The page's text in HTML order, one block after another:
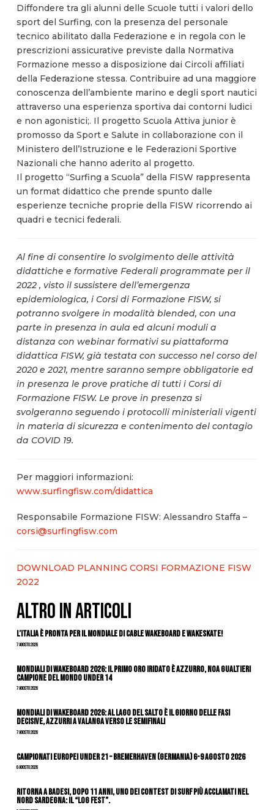
Diffondere tra gli alunni delle Scuole tutti i valori dello
sport del Surfing, con la presenza del personale
tecnico abilitato dalla Federazione e in regola con le
prescrizioni assicurative previste dalla Normativa
Formazione messo a disposizione dai Circoli affiliati
della Federazione stessa. Contribuire ad una maggiore
conoscenza dell’ambiente marino e degli sport nautici
attraverso una esperienza sportiva dai contorni ludici
e non agonistici;. Il progetto Scuola Attiva junior è
promosso da Sport e Salute in collaborazione con il
Ministero dell’Istruzione e le Federazioni Sportive
Nazionali che hanno aderito al progetto.
Il progetto “Surfing a Scuola” della FISW rappresenta
un format didattico che prende spunto dalle
esperienze tecniche proprie della FISW ricorrendo ai
quadri e tecnici federali.
Al fine di consentire lo svolgimento delle attività
didattiche e formative Federali programmate per il
2022 , visto il sussistere dell’emergenza
epidemiologica, i Corsi di Formazione FISW, si
potranno svolgere in modalità blended, con una
parte in presenza in aula ed alcuni moduli a
distanza con webinar formativi su piattaforma
didattica FISW, già testata con successo nel corso del
2020 e 2021, mentre saranno sempre obbligatorie ed
in presenza le prove pratiche di tutti i Corsi di
Formazione FISW. Le prove in presenza si
svolgeranno seguendo i protocolli ministeriali vigenti
in materia di sicurezza e contenimento del contagio
da COVID 19.
Per maggiori informazioni:
www.surfingfisw.com/didattica
Responsabile Formazione FISW: Alessandro Staffa –
corsi@surfingfisw.com
DOWNLOAD PLANNING CORSI FORMAZIONE FISW
2022
ALTRO IN ARTICOLI
L’Italia è pronta per il Mondiale di Cable Wakeboard e Wakeskate!
7 Agosto 2026
Mondiali di Wakeboard 2026: il primo oro iridato è azzurro, Noa Gualtieri
campione del mondo Under 14
7 Agosto 2026
Mondiali di Wakeboard 2026: al Lago del Salto è il giorno delle fasi
decisive, azzurri a valanga verso le semifinali
7 Agosto 2026
Campionati Europei Under 21 – Bremerhaven (Germania) 6-9 agosto 2026
6 Agosto 2026
Ritorna a Badesi, dopo 11 anni, uno dei contest di surf più acclamati nel
nord Sardegna: il “Log Fest”.